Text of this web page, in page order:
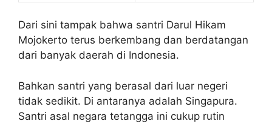
Dari sini tampak bahwa santri Darul Hikam
Mojokerto terus berkembang dan berdatangan
dari banyak daerah di Indonesia.
Bahkan santri yang berasal dari luar negeri
tidak sedikit. Di antaranya adalah Singapura.
Santri asal negara tetangga ini cukup rutin